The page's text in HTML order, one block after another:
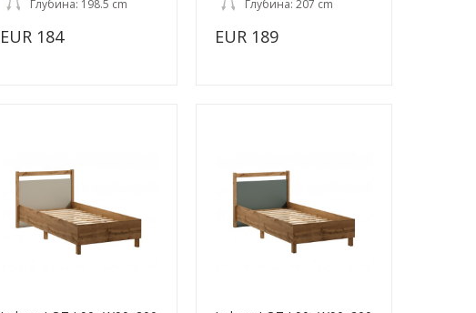
Глубина: 198.5 cm
EUR 184
Глубина: 207 cm
EUR 189